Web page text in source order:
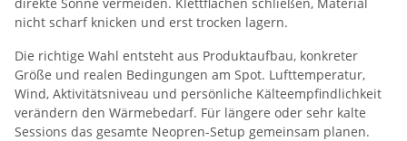
nicht scharf knicken und erst trocken lagern.
Die richtige Wahl entsteht aus Produktaufbau, konkreter
Größe und realen Bedingungen am Spot. Lufttemperatur,
Wind, Aktivitätsniveau und persönliche Kälteempfindlichkeit
verändern den Wärmebedarf. Für längere oder sehr kalte
Sessions das gesamte Neopren-Setup gemeinsam planen.